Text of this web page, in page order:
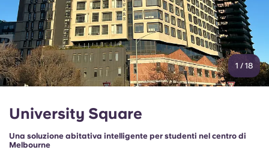
1 / 18
University Square
Una soluzione abitativa intelligente per studenti nel centro di
Melbourne